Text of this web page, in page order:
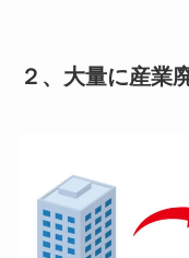
２、大量に産業